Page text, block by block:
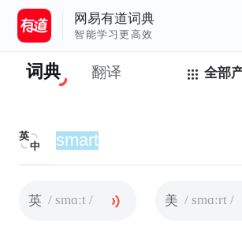
网易有道词典
智能学习更高效
词典 翻译 全部
英
中
英 / smɑːt / 美 / smɑːrt /